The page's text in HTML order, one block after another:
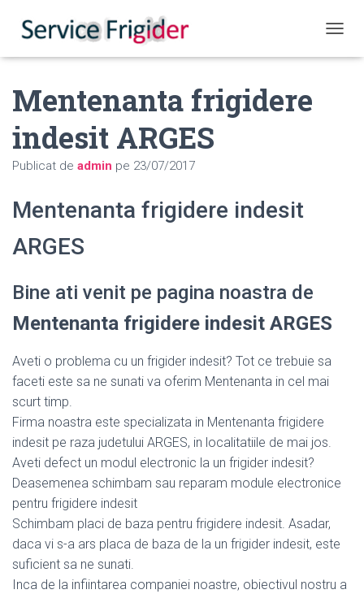
Mentenanta frigidere
indesit ARGES
Publicat de admin pe 23/07/2017
Mentenanta frigidere indesit
ARGES
Bine ati venit pe pagina noastra de
Mentenanta frigidere indesit ARGES
Aveti o problema cu un frigider indesit? Tot ce trebuie sa
faceti este sa ne sunati va oferim Mentenanta in cel mai
scurt timp.
Firma noastra este specializata in Mentenanta frigidere
indesit pe raza judetului ARGES, in localitatiile de mai jos.
Aveti defect un modul electronic la un frigider indesit?
Deasemenea schimbam sau reparam module electronice
pentru frigidere indesit
Schimbam placi de baza pentru frigidere indesit. Asadar,
daca vi s-a ars placa de baza de la un frigider indesit, este
suficient sa ne sunati.
Inca de la infiintarea companiei noastre, obiectivul nostru a